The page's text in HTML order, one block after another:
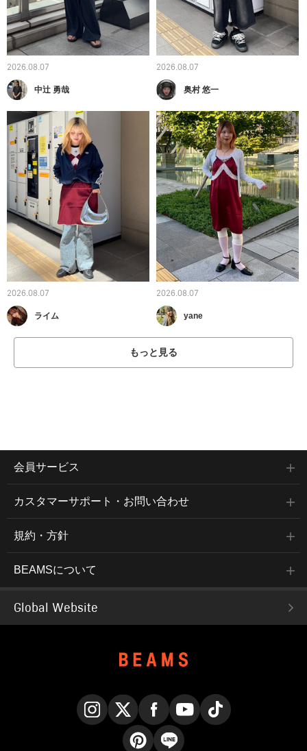
2026.08.07
中辻 勇哉
2026.08.07
奥村 悠一
2026.08.07
ライム
2026.08.07
yane
もっと見る
会員サービス
カスタマーサポート・お問い合わせ
規約・方針
BEAMSについて
Global Website